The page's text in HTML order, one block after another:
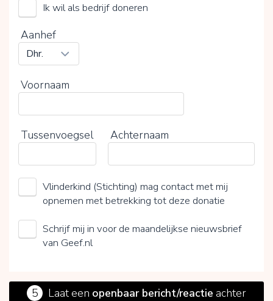
0%
Ik wil als bedrijf doneren
Aanhef
Voornaam
Tussenvoegsel Achternaam
Vlinderkind (Stichting) mag contact met mij
opnemen met betrekking tot deze donatie
Schrijf mij in voor de maandelijkse nieuwsbrief
van Geef.nl
5 Laat een openbaar bericht/reactie achter